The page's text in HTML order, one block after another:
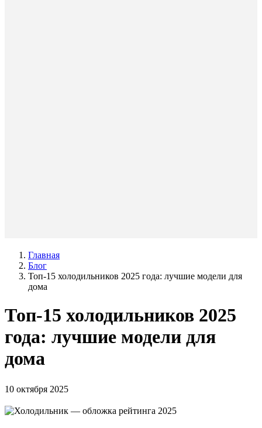
Главная
Блог
Топ-15 холодильников 2025 года: лучшие модели для
дома
Топ-15 холодильников 2025
года: лучшие модели для
дома
10 октября 2025